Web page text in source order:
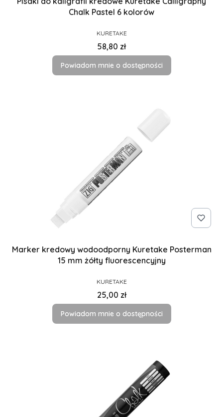
Chalk Pastel 6 kolorów
PRODUCENT
KURETAKE
Cena
58,80 zł
Powiadom mnie o dostępności
Marker kredowy wodoodporny Kuretake Posterman
15 mm żółty fluorescencyjny
PRODUCENT
KURETAKE
Cena
25,00 zł
Powiadom mnie o dostępności